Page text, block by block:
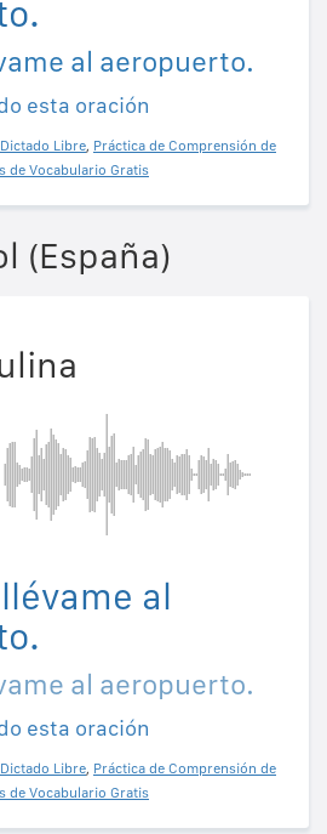
al aeropuerto.
esta oración
Libre, Práctica de Comprensión de
de Vocabulario Gratis
(España)
al
al aeropuerto.
esta oración
Libre, Práctica de Comprensión de
de Vocabulario Gratis